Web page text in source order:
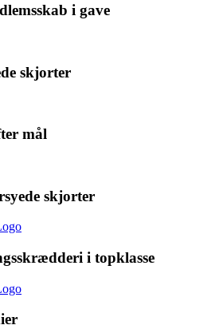
i gave
skjorter
mål
skjorter
i topklasse